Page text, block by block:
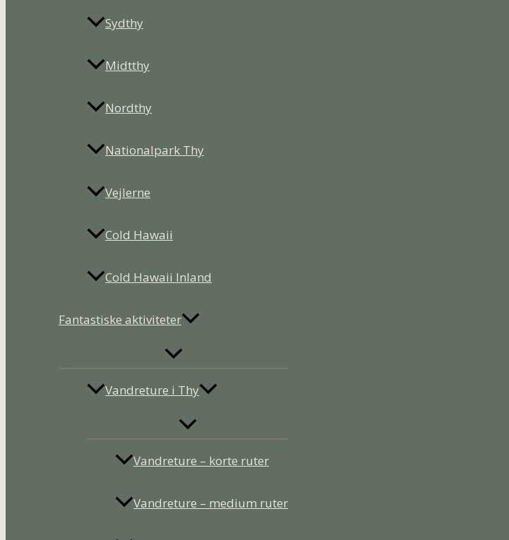
Sydthy
Midtthy
Nordthy
Nationalpark Thy
Vejlerne
Cold Hawaii
Cold Hawaii Inland
Fantastiske aktiviteter
Vandreture i Thy
Vandreture – korte ruter
Vandreture – medium ruter